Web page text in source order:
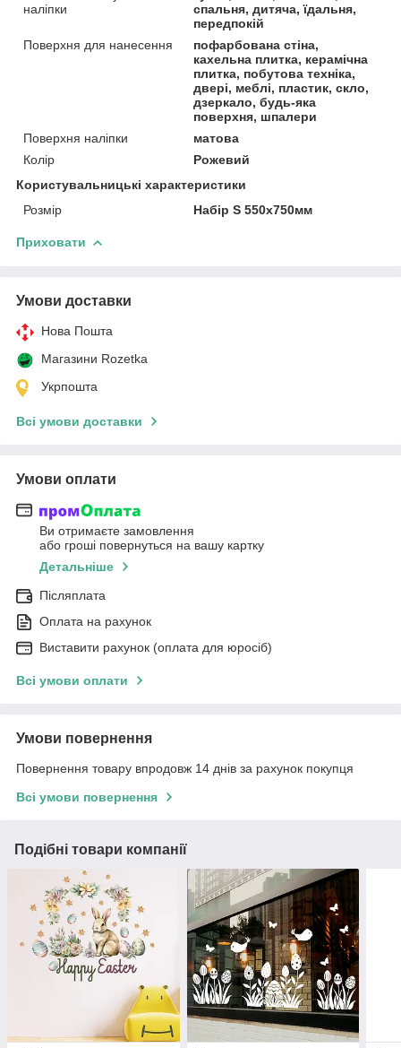
наліпки
спальня, дитяча, їдальня,
передпокій
Поверхня для нанесення
пофарбована стіна,
кахельна плитка, керамічна
плитка, побутова техніка,
двері, меблі, пластик, скло,
дзеркало, будь-яка
поверхня, шпалери
Поверхня наліпки
матова
Колір
Рожевий
Користувальницькі характеристики
Розмір
Набір S 550х750мм
Приховати
Умови доставки
Нова Пошта
Магазини Rozetka
Укрпошта
Всі умови доставки
Умови оплати
Ви отримаєте замовлення
або гроші повернуться на вашу картку
Детальніше
Післяплата
Оплата на рахунок
Виставити рахунок (оплата для юросіб)
Всі умови оплати
Умови повернення
Повернення товару впродовж 14 днів за рахунок покупця
Всі умови повернення
Подібні товари компанії